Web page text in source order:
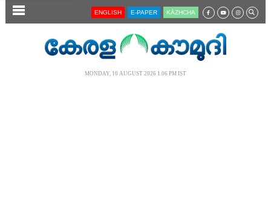
SECTIONS ENGLISH E-PAPER KĀZHCHA
MONDAY, 10 AUGUST 2026 1.06 PM IST